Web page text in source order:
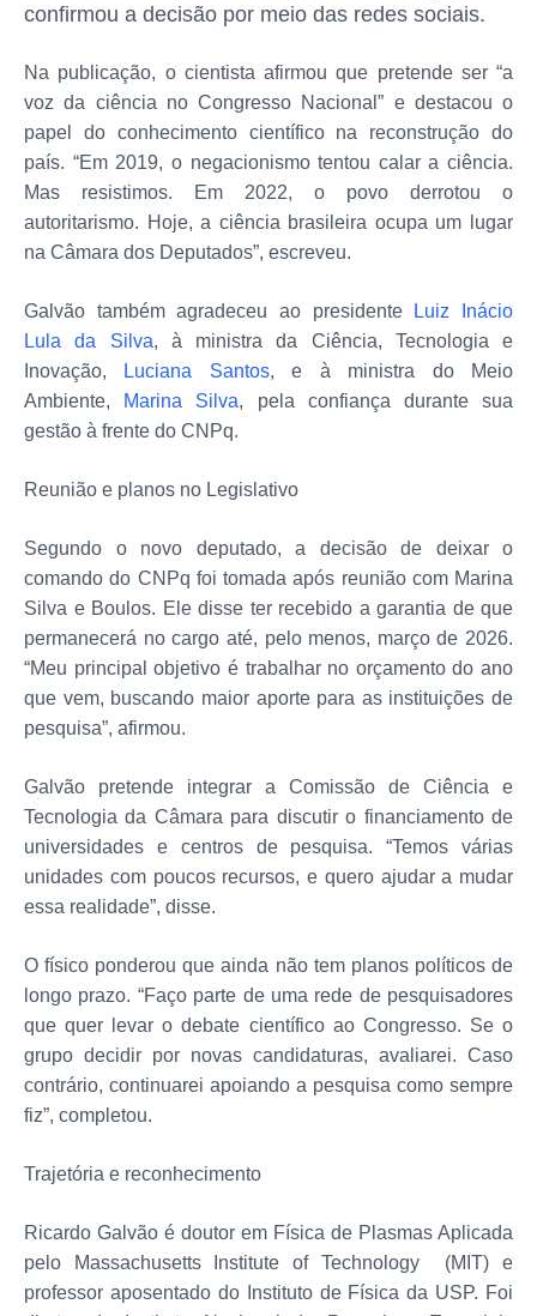
confirmou a decisão por meio das redes sociais.
Na publicação, o cientista afirmou que pretende ser “a
voz da ciência no Congresso Nacional” e destacou o
papel do conhecimento científico na reconstrução do
país. “Em 2019, o negacionismo tentou calar a ciência.
Mas resistimos. Em 2022, o povo derrotou o
autoritarismo. Hoje, a ciência brasileira ocupa um lugar
na Câmara dos Deputados”, escreveu.
Galvão também agradeceu ao presidente
Luiz Inácio
Lula da Silva, à ministra da Ciência, Tecnologia e
Inovação,
Luciana Santos, e à ministra do Meio
Ambiente,
Marina Silva, pela confiança durante sua
gestão à frente do CNPq.
Reunião e planos no Legislativo
Segundo o novo deputado, a decisão de deixar o
comando do CNPq foi tomada após reunião com Marina
Silva e Boulos. Ele disse ter recebido a garantia de que
permanecerá no cargo até, pelo menos, março de 2026.
“Meu principal objetivo é trabalhar no orçamento do ano
que vem, buscando maior aporte para as instituições de
pesquisa”, afirmou.
Galvão pretende integrar a Comissão de Ciência e
Tecnologia da Câmara para discutir o financiamento de
universidades e centros de pesquisa. “Temos várias
unidades com poucos recursos, e quero ajudar a mudar
essa realidade”, disse.
O físico ponderou que ainda não tem planos políticos de
longo prazo. “Faço parte de uma rede de pesquisadores
que quer levar o debate científico ao Congresso. Se o
grupo decidir por novas candidaturas, avaliarei. Caso
contrário, continuarei apoiando a pesquisa como sempre
fiz”, completou.
Trajetória e reconhecimento
Ricardo Galvão é doutor em Física de Plasmas Aplicada
pelo Massachusetts Institute of Technology (MIT) e
professor aposentado do Instituto de Física da USP. Foi